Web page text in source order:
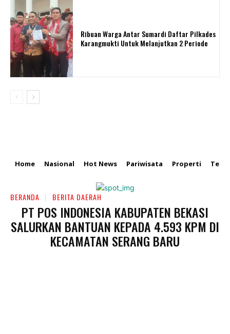
Ribuan Warga Antar Sumardi Daftar Pilkades
Karangmukti Untuk Melanjutkan 2 Periode